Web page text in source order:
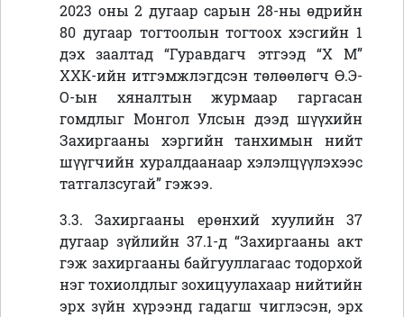
2023 оны 2 дугаар сарын 28-ны өдрийн
80 дугаар тогтоолын тогтоох хэсгийн 1
дэх заалтад “Гуравдагч этгээд “Х М”
ХХК-ийн итгэмжлэгдсэн төлөөлөгч Ө.Э-
О-ын хяналтын журмаар гаргасан
гомдлыг Монгол Улсын дээд шүүхийн
Захиргааны хэргийн танхимын нийт
шүүгчийн хуралдаанаар хэлэлцүүлэхээс
татгалзсугай” гэжээ.
3.3. Захиргааны ерөнхий хуулийн 37
дугаар зүйлийн 37.1-д “Захиргааны акт
гэж захиргааны байгууллагаас тодорхой
нэг тохиолдлыг зохицуулахаар нийтийн
эрх зүйн хүрээнд гадагш чиглэсэн, эрх